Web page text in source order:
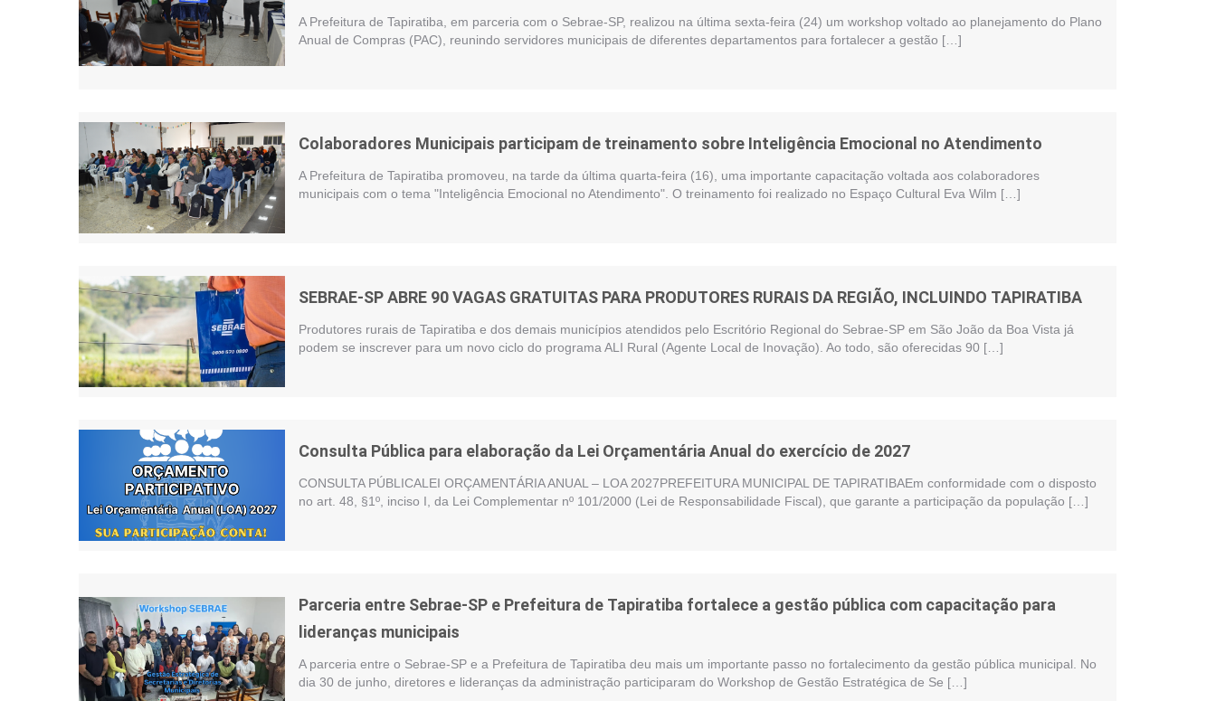
A Prefeitura de Tapiratiba, em parceria com o Sebrae-SP, realizou na última sexta-feira (24) um workshop voltado ao planejamento do Plano
Anual de Compras (PAC), reunindo servidores municipais de diferentes departamentos para fortalecer a gestão […]
Colaboradores Municipais participam de treinamento sobre Inteligência Emocional no Atendimento
A Prefeitura de Tapiratiba promoveu, na tarde da última quarta-feira (16), uma importante capacitação voltada aos colaboradores
municipais com o tema "Inteligência Emocional no Atendimento". O treinamento foi realizado no Espaço Cultural Eva Wilm […]
SEBRAE-SP ABRE 90 VAGAS GRATUITAS PARA PRODUTORES RURAIS DA REGIÃO, INCLUINDO TAPIRATIBA
Produtores rurais de Tapiratiba e dos demais municípios atendidos pelo Escritório Regional do Sebrae-SP em São João da Boa Vista já
podem se inscrever para um novo ciclo do programa ALI Rural (Agente Local de Inovação). Ao todo, são oferecidas 90 […]
Consulta Pública para elaboração da Lei Orçamentária Anual do exercício de 2027
CONSULTA PÚBLICALEI ORÇAMENTÁRIA ANUAL – LOA 2027PREFEITURA MUNICIPAL DE TAPIRATIBAEm conformidade com o disposto
no art. 48, §1º, inciso I, da Lei Complementar nº 101/2000 (Lei de Responsabilidade Fiscal), que garante a participação da população […]
Parceria entre Sebrae-SP e Prefeitura de Tapiratiba fortalece a gestão pública com capacitação para
lideranças municipais
A parceria entre o Sebrae-SP e a Prefeitura de Tapiratiba deu mais um importante passo no fortalecimento da gestão pública municipal. No
dia 30 de junho, diretores e lideranças da administração participaram do Workshop de Gestão Estratégica de Se […]